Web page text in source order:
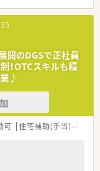
局長研修・管理者研修
会社で費用補助をして
り、日々の取り組みか
しています。
、時短勤務で働く社員も
開のDGSで正社員
！OTCスキルも積
♪
可 住宅補助(手当)あり